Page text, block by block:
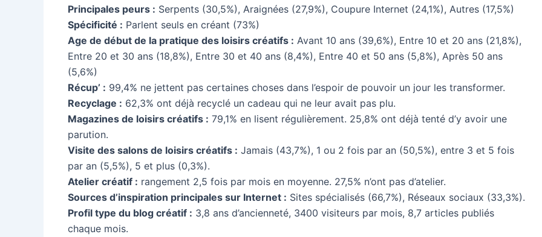
Principales peurs : Serpents (30,5%), Araignées (27,9%), Coupure Internet (24,1%), Autres (17,5%)
Spécificité : Parlent seuls en créant (73%)
Age de début de la pratique des loisirs créatifs : Avant 10 ans (39,6%), Entre 10 et 20 ans (21,8%),
Entre 20 et 30 ans (18,8%), Entre 30 et 40 ans (8,4%), Entre 40 et 50 ans (5,8%), Après 50 ans
(5,6%)
Récup’ : 99,4% ne jettent pas certaines choses dans l’espoir de pouvoir un jour les transformer.
Recyclage : 62,3% ont déjà recyclé un cadeau qui ne leur avait pas plu.
Magazines de loisirs créatifs : 79,1% en lisent régulièrement. 25,8% ont déjà tenté d’y avoir une
parution.
Visite des salons de loisirs créatifs : Jamais (43,7%), 1 ou 2 fois par an (50,5%), entre 3 et 5 fois
par an (5,5%), 5 et plus (0,3%).
Atelier créatif : rangement 2,5 fois par mois en moyenne. 27,5% n’ont pas d’atelier.
Sources d’inspiration principales sur Internet : Sites spécialisés (66,7%), Réseaux sociaux (33,3%).
Profil type du blog créatif : 3,8 ans d’ancienneté, 3400 visiteurs par mois, 8,7 articles publiés
chaque mois.